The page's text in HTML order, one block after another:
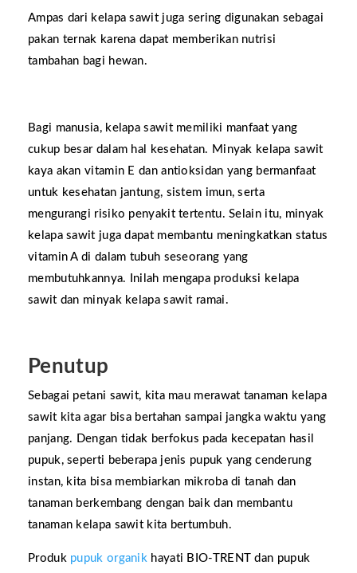
Ampas dari kelapa sawit juga sering digunakan sebagai
pakan ternak karena dapat memberikan nutrisi
tambahan bagi hewan.
Bagi manusia, kelapa sawit memiliki manfaat yang
cukup besar dalam hal kesehatan. Minyak kelapa sawit
kaya akan vitamin E dan antioksidan yang bermanfaat
untuk kesehatan jantung, sistem imun, serta
mengurangi risiko penyakit tertentu. Selain itu, minyak
kelapa sawit juga dapat membantu meningkatkan status
vitamin A di dalam tubuh seseorang yang
membutuhkannya. Inilah mengapa produksi kelapa
sawit dan minyak kelapa sawit ramai.
Penutup
Sebagai petani sawit, kita mau merawat tanaman kelapa
sawit kita agar bisa bertahan sampai jangka waktu yang
panjang. Dengan tidak berfokus pada kecepatan hasil
pupuk, seperti beberapa jenis pupuk yang cenderung
instan, kita bisa membiarkan mikroba di tanah dan
tanaman berkembang dengan baik dan membantu
tanaman kelapa sawit kita bertumbuh.
Produk pupuk organik hayati BIO-TRENT dan pupuk